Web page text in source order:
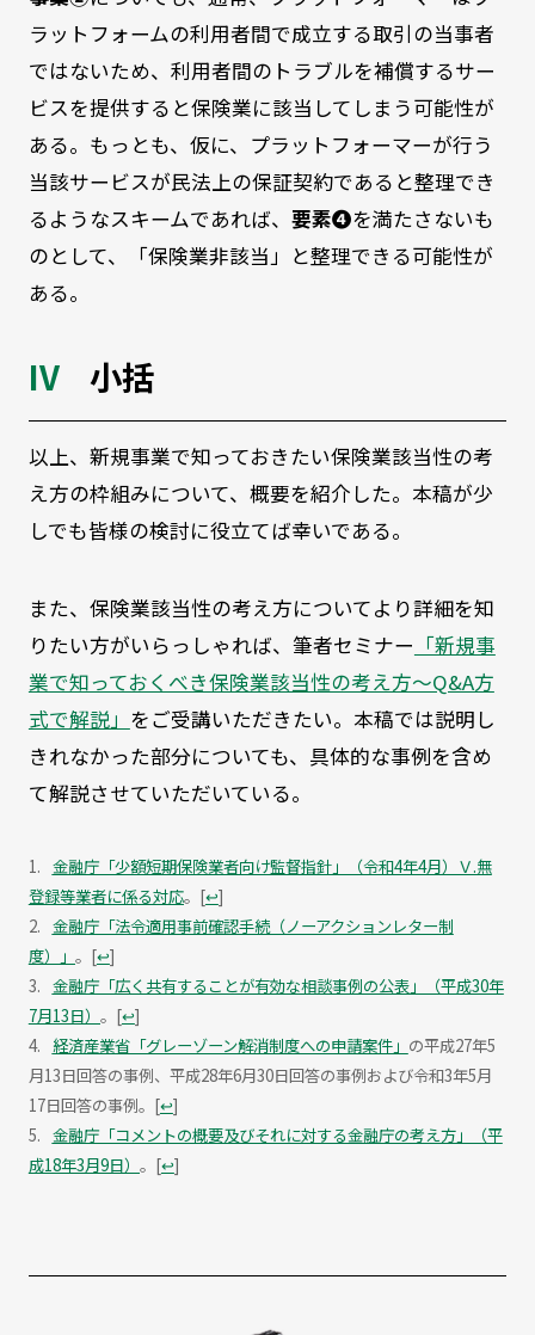
ラットフォームの利用者間で成立する取引の当事者
ではないため、利用者間のトラブルを補償するサー
ビスを提供すると保険業に該当してしまう可能性が
ある。もっとも、仮に、プラットフォーマーが行う
当該サービスが民法上の保証契約であると整理でき
るようなスキームであれば、 要素❹を満たさないも
のとして、「保険業非該当」と整理できる可能性が
ある。
小括
以上、新規事業で知っておきたい保険業該当性の考
え方の枠組みについて、概要を紹介した。本稿が少
しでも皆様の検討に役立てば幸いである。
また、保険業該当性の考え方についてより詳細を知
りたい方がいらっしゃれば、筆者セミナー 「新規事
業で知っておくべき保険業該当性の考え方～Q&A方
式で解説」 をご受講いただきたい。本稿では説明し
きれなかった部分についても、具体的な事例を含め
て解説させていただいている。
金融庁「少額短期保険業者向け監督指針」（令和4年4月）Ｖ.無
登録等業者に係る対応。 [↩]
金融庁「法令適用事前確認手続（ノーアクションレター制
度）」 。 [↩]
金融庁「広く共有することが有効な相談事例の公表」（平成30年
7月13日） 。 [↩]
経済産業省「グレーゾーン解消制度への申請案件」 の平成27年5
月13日回答の事例、平成28年6月30日回答の事例および令和3年5月
17日回答の事例。 [↩]
金融庁「コメントの概要及びそれに対する金融庁の考え方」（平
成18年3月9日） 。 [↩]